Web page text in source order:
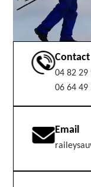
Contact
04 82 29
06 64 49
Email